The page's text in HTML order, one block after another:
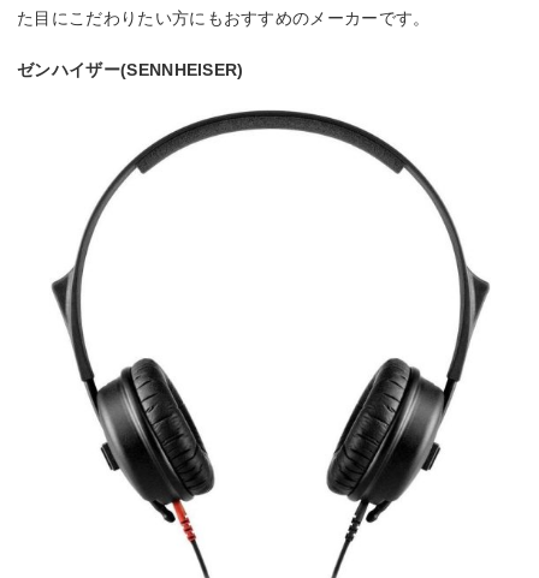
た目にこだわりたい方にもおすすめのメーカーです。
ゼンハイザー(SENNHEISER)